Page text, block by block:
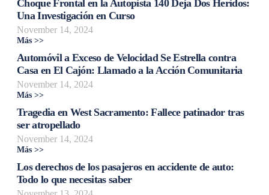
Choque Frontal en la Autopista 140 Deja Dos Heridos:
Una Investigación en Curso
November 14, 2024
Más >>
Automóvil a Exceso de Velocidad Se Estrella contra
Casa en El Cajón: Llamado a la Acción Comunitaria
November 14, 2024
Más >>
Tragedia en West Sacramento: Fallece patinador tras
ser atropellado
November 14, 2024
Más >>
Los derechos de los pasajeros en accidente de auto:
Todo lo que necesitas saber